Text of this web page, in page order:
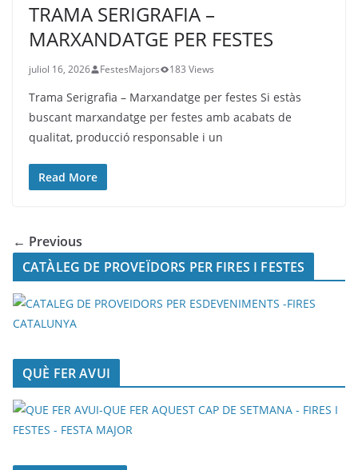
TRAMA SERIGRAFIA –
MARXANDATGE PER FESTES
juliol 16, 2026 FestesMajors 183 Views
Trama Serigrafia – Marxandatge per festes Si estàs
buscant marxandatge per festes amb acabats de
qualitat, producció responsable i un
Read More
← Previous
CATÀLEG DE PROVEÏDORS PER FIRES I FESTES
QUÈ FER AVUI